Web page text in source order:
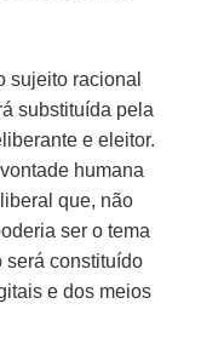
sujeito racional
substituída pela
e eleitor.
humana
que, não
ser o tema
será constituído
e dos meios